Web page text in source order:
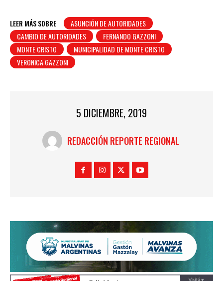
LEER MÁS SOBRE
ASUNCIÓN DE AUTORIDADES
CAMBIO DE AUTORIDADES
FERNANDO GAZZONI
MONTE CRISTO
MUNICIPALIDAD DE MONTE CRISTO
VERONICA GAZZONI
5 DICIEMBRE, 2019
REDACCIÓN REPORTE REGIONAL